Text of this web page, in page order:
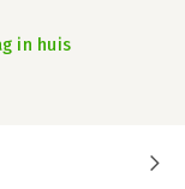
in huis